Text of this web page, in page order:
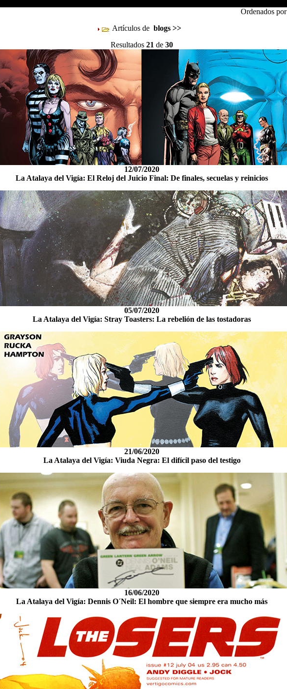
Ordenados por
Artículos de blogs >>
Resultados 21 de 30
12/07/2020
La Atalaya del Vigía: El Reloj del Juicio Final: De finales, secuelas y reinicios
05/07/2020
La Atalaya del Vigía: Stray Toasters: La rebelión de las tostadoras
21/06/2020
La Atalaya del Vigía: Viuda Negra: El difícil paso del testigo
16/06/2020
La Atalaya del Vigía: Dennis O´Neil: El hombre que siempre era mucho más